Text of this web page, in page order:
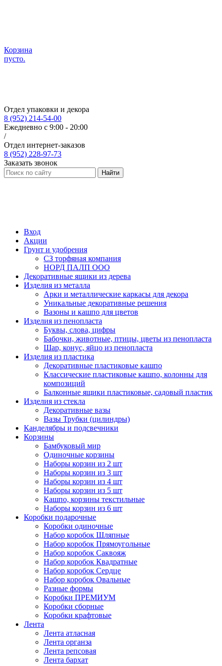
Корзина
пусто.
Отдел упаковки и декора
8 (952) 214-54-00
Ежедневно с 9:00 - 20:00
/
Отдел интернет-заказов
8 (952) 228-97-73
Заказать звонок
Найти
Вход
Акции
Грунт и удобрения
СЗ торфяная компания
НОРД ПАЛП ООО
Декоративные ящики из дерева
Изделия из металла
Арки и металлические каркасы для декора
Уникальные декоративные решения
Вазоны и кашпо для цветов
Изделия из пенопласта
Буквы, слова, цифры
Бабочки, животные, птицы, цветы из пенопласта
Шар, конус, яйцо из пенопласта
Изделия из пластика
Декоративные пластиковые кашпо
Классические пластиковые кашпо, колонны для
композиций
Балконные ящики пластиковые, садовый пластик
Изделия из стекла
Декоративные вазы
Вазы Трубки (цилиндры)
Канделябры и подсвечники
Корзины
Бамбуковый мир
Одиночные корзины
Наборы корзин из 2 шт
Наборы корзин из 3 шт
Наборы корзин из 4 шт
Наборы корзин из 5 шт
Кашпо, корзины текстильные
Наборы корзин из 6 шт
Коробки подарочные
Коробки одиночные
Набор коробок Шляпные
Набор коробок Прямоугольные
Набор коробок Саквояж
Набор коробок Квадратные
Набор коробок Сердце
Набор коробок Овальные
Разные формы
Коробки ПРЕМИУМ
Коробки сборные
Коробки крафтовые
Лента
Лента атласная
Лента органза
Лента репсовая
Лента бархат